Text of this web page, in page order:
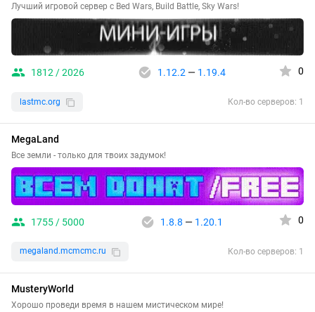
Лучший игровой сервер с Bed Wars, Build Battle, Sky Wars!
1812 / 2026 1.12.2— 1.19.4 0
lastmc.org Кол-во серверов: 1
MegaLand
Все земли - только для твоих задумок!
1755 / 5000 1.8.8 — 1.20.1 0
megaland.mcmcmc.ru Кол-во серверов: 1
MusteryWorld
Хорошо проведи время в нашем мистическом мире!